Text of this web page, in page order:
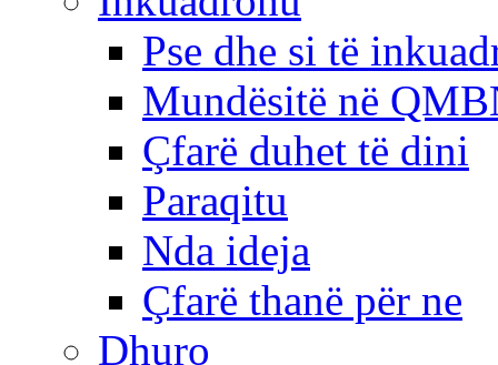
Pse dhe si të
Mundësitë në
Çfarë duhet të dini
Paraqitu
Nda ideja
Çfarë thanë për ne
Dhuro